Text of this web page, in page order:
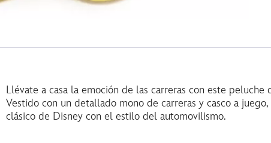
Llévate a casa la emoción de las carreras con este
Vestido con un detallado mono de carreras y casco a
clásico de Disney con el estilo del automovilismo.